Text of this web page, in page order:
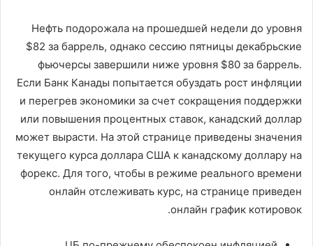
Нефть подорожала на прошедшей недели до уровня
$82 за баррель, однако сессию пятницы декабрьские
фьючерсы завершили ниже уровня $80 за баррель.
Если Банк Канады попытается обуздать рост инфляции
и перегрев экономики за счет сокращения поддержки
или повышения процентных ставок, канадский доллар
может вырасти. На этой странице приведены значения
текущего курса доллара США к канадскому доллару на
форекс. Для того, чтобы в режиме реального времени
онлайн отслеживать курс, на странице приведен
онлайн график котировок.